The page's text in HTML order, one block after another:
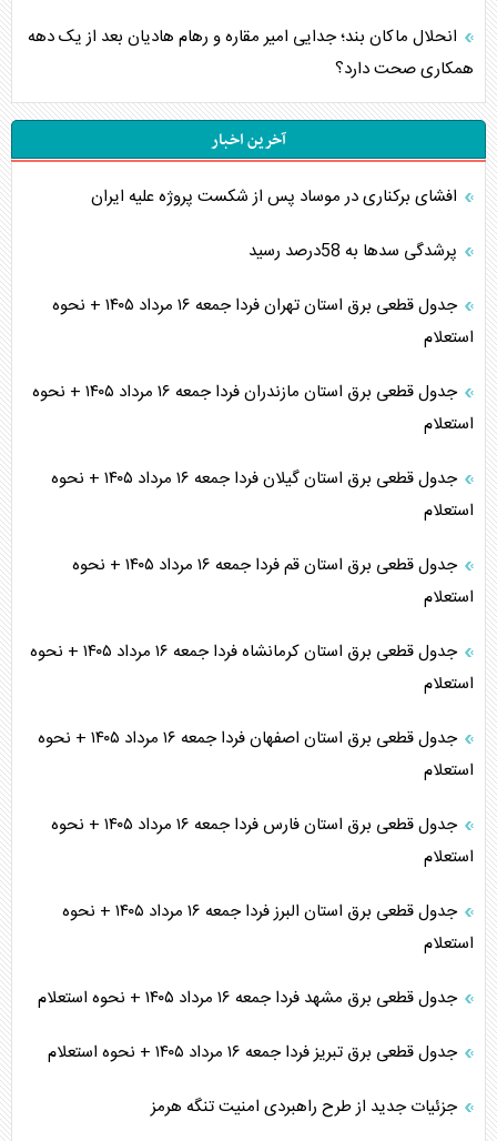
انحلال ماکان بند؛ جدایی امیر مقاره و رهام هادیان بعد از یک دهه
همکاری صحت دارد؟
آخرین اخبار
افشای برکناری در موساد پس از شکست پروژه علیه ایران
پرشدگی سدها به 58درصد رسید
جدول قطعی برق استان تهران فردا جمعه ۱۶ مرداد ۱۴۰۵ + نحوه
استعلام
جدول قطعی برق استان مازندران فردا جمعه ۱۶ مرداد ۱۴۰۵ + نحوه
استعلام
جدول قطعی برق استان گیلان فردا جمعه ۱۶ مرداد ۱۴۰۵ + نحوه
استعلام
جدول قطعی برق استان قم فردا جمعه ۱۶ مرداد ۱۴۰۵ + نحوه
استعلام
جدول قطعی برق استان کرمانشاه فردا جمعه ۱۶ مرداد ۱۴۰۵ + نحوه
استعلام
جدول قطعی برق استان اصفهان فردا جمعه ۱۶ مرداد ۱۴۰۵ + نحوه
استعلام
جدول قطعی برق استان فارس فردا جمعه ۱۶ مرداد ۱۴۰۵ + نحوه
استعلام
جدول قطعی برق استان البرز فردا جمعه ۱۶ مرداد ۱۴۰۵ + نحوه
استعلام
جدول قطعی برق مشهد فردا جمعه ۱۶ مرداد ۱۴۰۵ + نحوه استعلام
جدول قطعی برق تبریز فردا جمعه ۱۶ مرداد ۱۴۰۵ + نحوه استعلام
جزئیات جدید از طرح راهبردی امنیت تنگه هرمز